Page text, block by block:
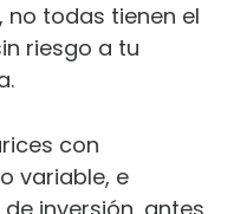
no todas tienen el
riesgo a tu
con
variable, e